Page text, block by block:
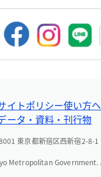
イトポリシー使い方
ータ・資料・刊行物
東京都新宿区西新宿2-8-
Metropolitan Government.